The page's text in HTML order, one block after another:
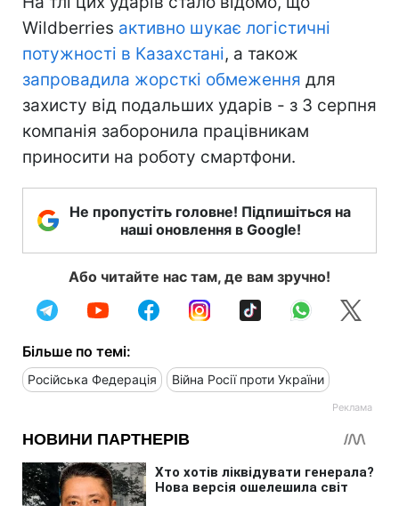
Wildberries активно шукає логістичні
потужності в Казахстані, а також
запровадила жорсткі обмеження для
захисту від подальших ударів - з 3 серпня
компанія заборонила працівникам
приносити на роботу смартфони.
Не пропустіть головне! Підпишіться на
наші оновлення в Google!
Або читайте нас там, де вам зручно!
Більше по темі:
Російська Федерація Війна Росії проти України